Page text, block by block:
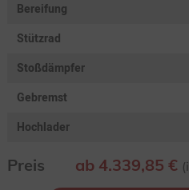
Bereifung
Stützrad
Stoßdämpfer
Gebremst
Hochlader
Preis ab 4.339,85 €